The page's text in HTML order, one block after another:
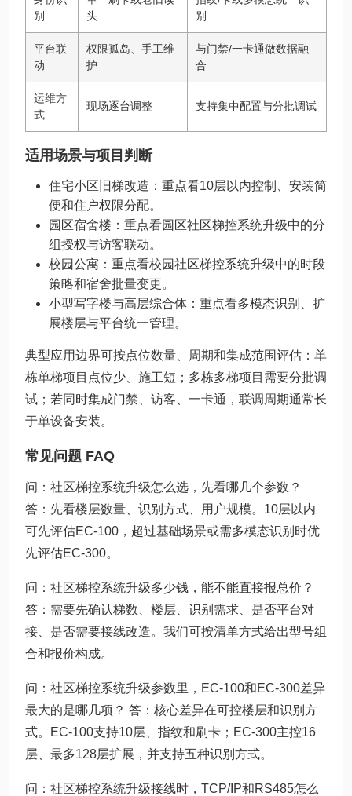
别
头
别
平台联
动
权限孤岛、手工维
护
与门禁/一卡通做数据融
合
运维方
式
现场逐台调整 支持集中配置与分批调试
适用场景与项目判断
住宅小区旧梯改造：重点看10层以内控制、安装简
便和住户权限分配。
园区宿舍楼：重点看园区社区梯控系统升级中的分
组授权与访客联动。
校园公寓：重点看校园社区梯控系统升级中的时段
策略和宿舍批量变更。
小型写字楼与高层综合体：重点看多模态识别、扩
展楼层与平台统一管理。
典型应用边界可按点位数量、周期和集成范围评估：单
栋单梯项目点位少、施工短；多栋多梯项目需要分批调
试；若同时集成门禁、访客、一卡通，联调周期通常长
于单设备安装。
常见问题 FAQ
问：社区梯控系统升级怎么选，先看哪几个参数？
答：先看楼层数量、识别方式、用户规模。10层以内
可先评估EC-100，超过基础场景或需多模态识别时优
先评估EC-300。
问：社区梯控系统升级多少钱，能不能直接报总价？
答：需要先确认梯数、楼层、识别需求、是否平台对
接、是否需要接线改造。我们可按清单方式给出型号组
合和报价构成。
问：社区梯控系统升级参数里，EC-100和EC-300差异
最大的是哪几项？ 答：核心差异在可控楼层和识别方
式。EC-100支持10层、指纹和刷卡；EC-300主控16
层、最多128层扩展，并支持五种识别方式。
问：社区梯控系统升级接线时，TCP/IP和RS485怎么